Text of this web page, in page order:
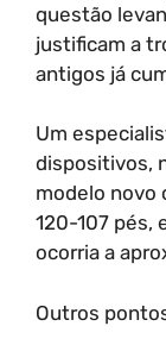
questão
justificam a
antigos já
Um
dispositivos,
modelo novo
120-107 pés,
ocorria a
Outros